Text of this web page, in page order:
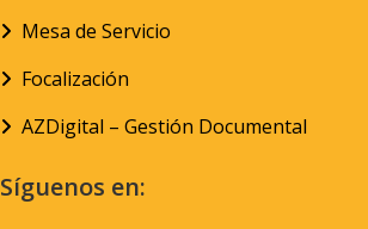
Mesa de Servicio
Focalización
AZDigital – Gestión Documental
Síguenos en: